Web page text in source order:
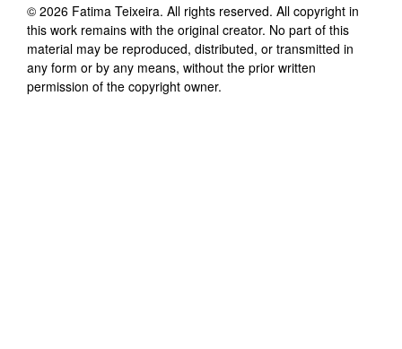
© 2026 Fatima Teixeira. All rights reserved. All copyright in
this work remains with the original creator. No part of this
material may be reproduced, distributed, or transmitted in
any form or by any means, without the prior written
permission of the copyright owner.